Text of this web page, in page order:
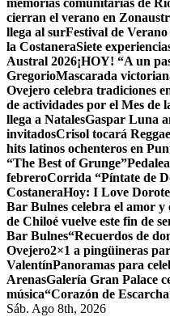
memorias comunitarias de
cierran el verano en
llega al surFestival de
la CostaneraSiete
Austral 2026¡HOY! “A un
GregorioMascarada
Ovejero celebra tradiciones
de actividades por el Mes de
llega a NatalesGaspar Luna
invitadosCrisol tocará
hits latinos ochenteros en
“The Best of Grunge”
febreroCorrida “Píntate de
CostaneraHoy: I Love
Bar Bulnes celebra el amor y
de Chiloé vuelve este fin de
Bar Bulnes“Recuerdos de
Ovejero2×1 a pingüineras
ValentínPanoramas para
ArenasGalería Gran Palace
música“Corazón de
Sáb. Ago 8th, 2026